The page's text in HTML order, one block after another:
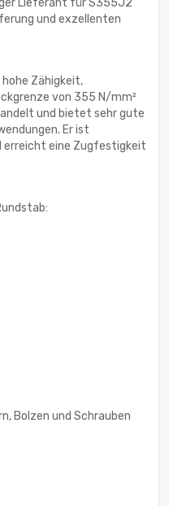
Lieferant für S355J2
und exzellenten
Zähigkeit,
von 355 N/mm²
und bietet sehr gute
Er ist
erreicht eine Zugfestigkeit
Bolzen und Schrauben